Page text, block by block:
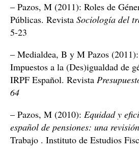
– Pazos, M (2011): Roles de
Públicas. Revista Sociología del
5-23
– Medialdea, B y M Pazos
Impuestos a la (Des)igualdad de
IRPF Español. Revista
64
– Pazos, M (2010): Equidad y
español de pensiones: una
Trabajo . Instituto de Estudios